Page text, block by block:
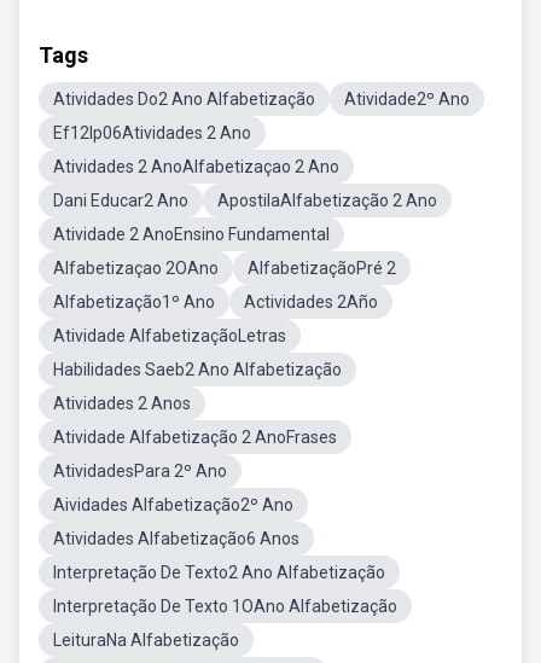
Tags
Atividades Do2 Ano Alfabetização
Atividade2º Ano
Ef12lp06Atividades 2 Ano
Atividades 2 AnoAlfabetizaçao 2 Ano
Dani Educar2 Ano
ApostilaAlfabetização 2 Ano
Atividade 2 AnoEnsino Fundamental
Alfabetizaçao 2OAno
AlfabetizaçãoPré 2
Alfabetização1º Ano
Actividades 2Año
Atividade AlfabetizaçãoLetras
Habilidades Saeb2 Ano Alfabetização
Atividades 2 Anos
Atividade Alfabetização 2 AnoFrases
AtividadesPara 2º Ano
Aividades Alfabetização2º Ano
Atividades Alfabetização6 Anos
Interpretação De Texto2 Ano Alfabetização
Interpretação De Texto 1OAno Alfabetização
LeituraNa Alfabetização